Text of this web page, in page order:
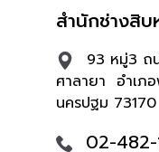
สำนักช่างสิบ
93 หมู่3
ศาลายา อำเภ
นครปฐม 73170
02-482-